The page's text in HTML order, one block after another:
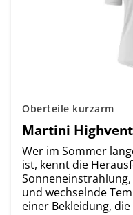
Oberteile kurzarm
Martini
Wer im Sommer
ist, kennt die
und wechselnde
einer Bekleidung, die